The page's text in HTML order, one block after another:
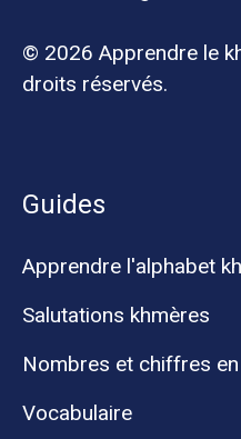
© 2026 Apprendre le
droits réservés.
Guides
Apprendre l'alphabet
Salutations khmères
Nombres et chiffres
Vocabulaire